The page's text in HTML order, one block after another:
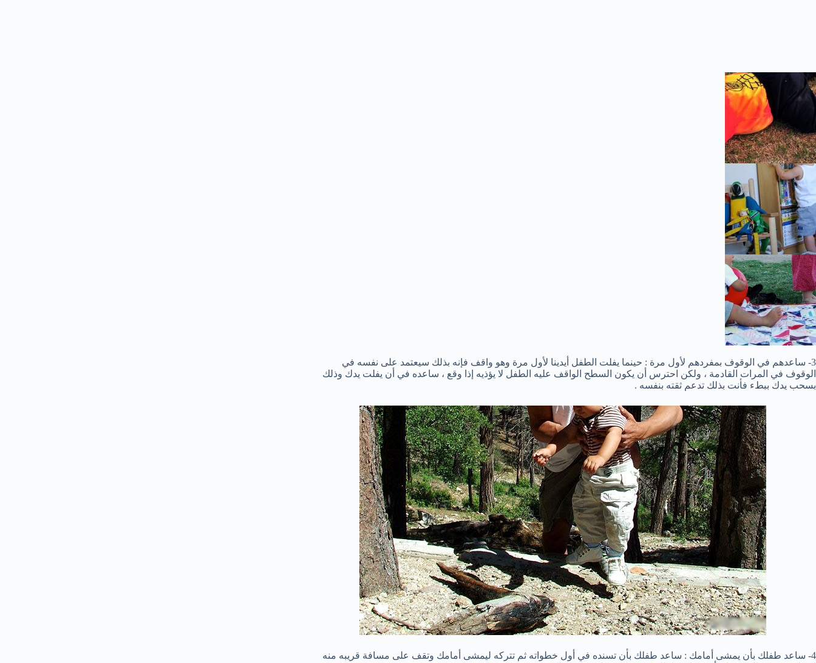
3- ساعدهم في الوقوف بمفردهم لأول مرة : حينما يفلت الطفل أيدينا لأول مرة وهو واقف فإنه بذلك سيعتمد على نفسه في
الوقوف في المرات القادمة ، ولكن احترس أن يكون السطح الواقف عليه الطفل لا يؤذيه إذا وقع ، ساعده في أن يفلت يدك وذلك
بسحب يدك ببطء فأنت بذلك تدعم ثقته بنفسه .
4- ساعد طفلك بأن يمشى أمامك : ساعد طفلك بأن تسنده في أول خطواته ثم تتركه ليمشى أمامك وتقف على مسافة قريبه منه